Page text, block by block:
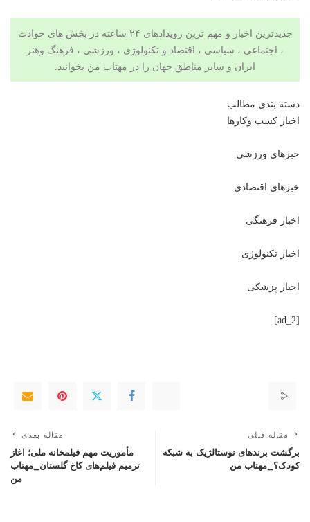
جدیدترین اخبار و مهم ترین رویدادهای ۲۴ ساعته در بخش های حوادث
، اجتماعی ، سیاسی ، اقتصاد و تکنولوژی ، ورزشی ، فرهنگ وهنر
ایران و سایر مناطق جهان را در مهتاب من بخوانید.
دسته بندی مطالب
اخبار کسب وکارها
خبرهای ورزشی
خبرهای اقتصادی
اخبار فرهنگی
اخبار تکنولوژی
اخبار پزشکی
[ad_2]
مقاله قبلی
برگشت برندهای نوستالژیک به شبکه
کودک؟_مهتاب من
مقاله بعدی
مأموریت مهم فیلمخانه ملی؛ اغاز
ترمیم فیلم‌های کاخ گلستان_مهتاب
من